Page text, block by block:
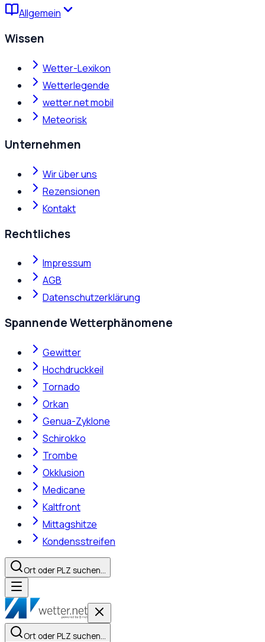
Allgemein
Wissen
Wetter-Lexikon
Wetterlegende
wetter.net mobil
Meteorisk
Unternehmen
Wir über uns
Rezensionen
Kontakt
Rechtliches
Impressum
AGB
Datenschutzerklärung
Spannende Wetterphänomene
Gewitter
Hochdruckkeil
Tornado
Orkan
Genua-Zyklone
Schirokko
Trombe
Okklusion
Medicane
Kaltfront
Mittagshitze
Kondensstreifen
Ort oder PLZ suchen…
Ort oder PLZ suchen…